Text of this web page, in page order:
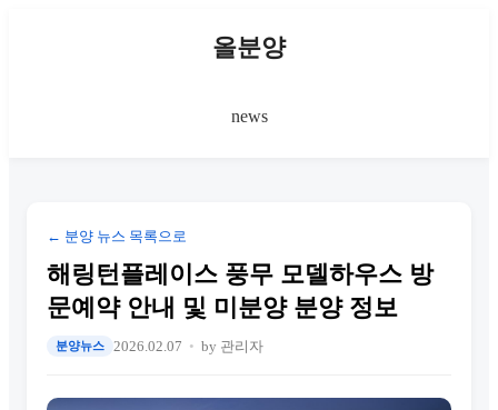
올분양
news
← 분양 뉴스 목록으로
해링턴플레이스 풍무 모델하우스 방
문예약 안내 및 미분양 분양 정보
분양뉴스 2026.02.07 by 관리자